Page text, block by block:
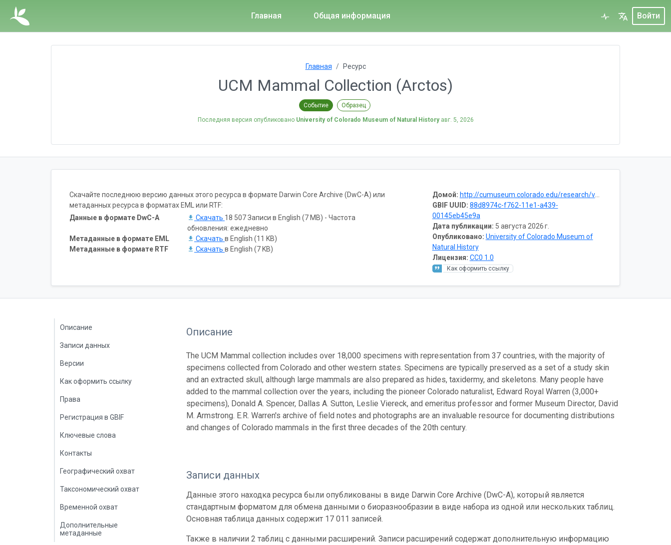
Главная Общая информация Войти
Главная Ресурс
UCM Mammal Collection (Arctos)
Событие Образец
Последняя версия опубликовано University of Colorado Museum of Natural History авг. 5, 2026
Домой: http://cumuseum.colorado.edu/research/vertebrates
GBIF UUID: 88d8974c-f762-11e1-a439-
00145eb45e9a
Дата публикации: 5 августа 2026 г.
Опубликовано: University of Colorado Museum of
Natural History
Лицензия: CC0 1.0
Как оформить ссылку
Скачайте последнюю версию данных этого ресурса в формате Darwin Core Archive (DwC-A) или
метаданных ресурса в форматах EML или RTF:
Данные в формате DwC-A
Скачать 18 507 Записи в English (7 MB) - Частота
обновления: ежедневно
Метаданные в формате EML
Скачать в English (11 KB)
Метаданные в формате RTF
Скачать в English (7 KB)
Описание
Записи данных
Версии
Как оформить ссылку
Права
Регистрация в GBIF
Ключевые слова
Контакты
Географический охват
Таксономический охват
Временной охват
Дополнительные
метаданные
Описание
The UCM Mammal collection includes over 18,000 specimens with representation from 37 countries, with the majority of
specimens collected from Colorado and other western states. Specimens are typically preserved as a set of a study skin
and an extracted skull, although large mammals are also prepared as hides, taxidermy, and skeletons. Many people have
added to the mammal collection over the years, including the pioneer Colorado naturalist, Edward Royal Warren (3,000+
specimens), Donald A. Spencer, Dallas A. Sutton, Leslie Viereck, and emeritus professor and former Museum Director, David
M. Armstrong. E.R. Warren's archive of field notes and photographs are an invaluable resource for documenting distributions
and changes of Colorado mammals in the first three decades of the 20th century.
Записи данных
Данные этого находка ресурса были опубликованы в виде Darwin Core Archive (DwC-A), который является
стандартным форматом для обмена данными о биоразнообразии в виде набора из одной или нескольких таблиц.
Основная таблица данных содержит 17 011 записей.
Также в наличии 2 таблиц с данными расширений. Записи расширений содержат дополнительную информацию